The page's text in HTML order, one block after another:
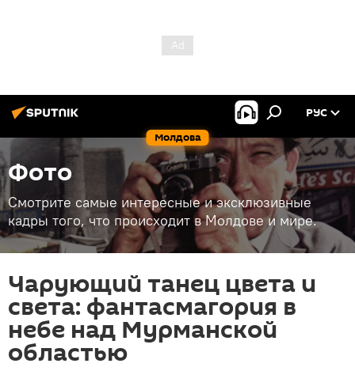
Молдова
РУС
Фото
Смотрите самые интересные и эксклюзивные
кадры того, что происходит в Молдове и мире.
Чарующий танец цвета и
света: фантасмагория в
небе над Мурманской
областью